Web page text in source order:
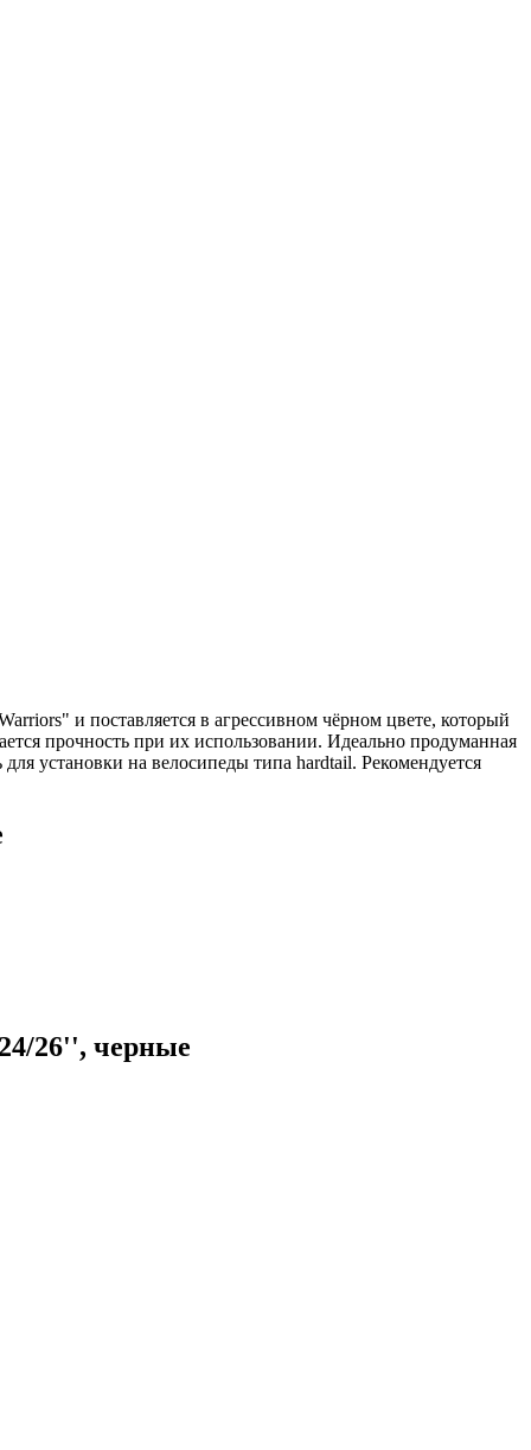
и поставляется в агрессивном чёрном цвете, который
прочность при их использовании. Идеально продуманная
установки на велосипеды типа hardtail. Рекомендуется
26'', черные